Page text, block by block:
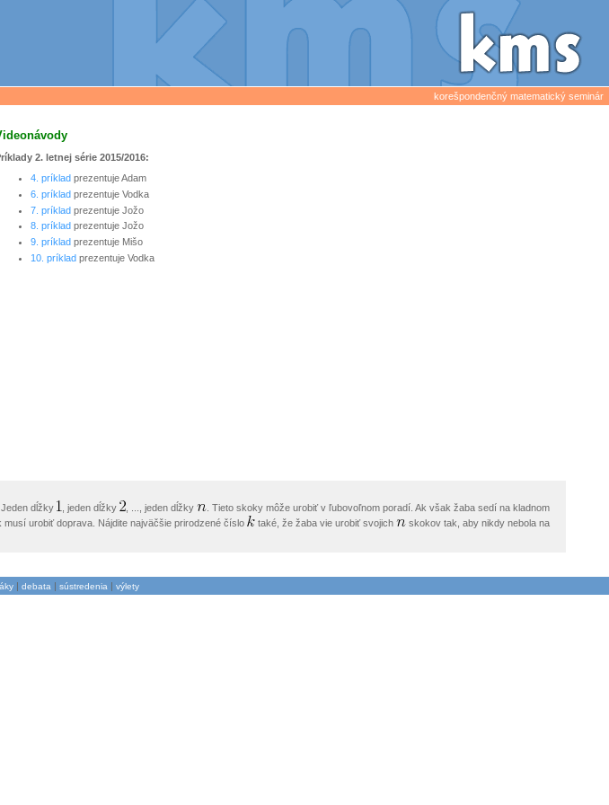
korešpondenčný matematický seminár
2. letnej série 2015/2016:
4. prí­klad prezentuje Adam
6. prí­klad prezentuje Vodka
7. prí­klad prezentuje Jožo
8. prí­klad prezentuje Jožo
9. prí­klad prezentuje Mišo
10. prí­klad prezentuje Vodka
dĺžky , jeden dĺžky , ..., jeden dĺžky
. Tieto skoky môže urobiť v ľubovoľnom poradí. Ak však žaba sedí na kladnom
urobiť doprava. Nájdite najväčšie prirodzené číslo
také, že žaba vie urobiť svojich
skokov tak, aby nikdy nebola na
| debata | sústredenia | výlety